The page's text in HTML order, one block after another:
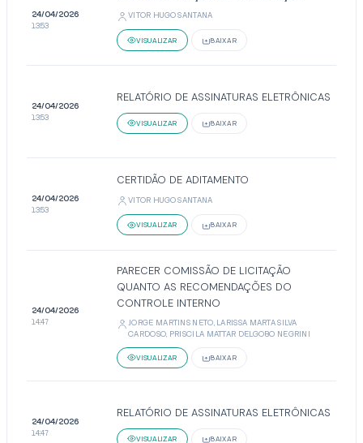
24/04/2026
13:53
VITOR HUGO SANTANA
VISUALIZAR BAIXAR
24/04/2026
13:53
RELATÓRIO DE ASSINATURAS ELETRÔNICAS
VISUALIZAR BAIXAR
24/04/2026
13:53
CERTIDÃO DE ADITAMENTO
VITOR HUGO SANTANA
VISUALIZAR BAIXAR
24/04/2026
14:47
PARECER COMISSÃO DE LICITAÇÃO
QUANTO AS RECOMENDAÇÕES DO
CONTROLE INTERNO
JORGE MARTINS NETO, LARISSA MARTA SILVA
CARDOSO, PRISCILA MATTAR DELGOBO NEGRINI
VISUALIZAR BAIXAR
24/04/2026
14:47
RELATÓRIO DE ASSINATURAS ELETRÔNICAS
VISUALIZAR BAIXAR